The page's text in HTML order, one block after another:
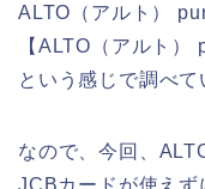
ALTO（アルト）
【ALTO（アルト
という感じで調べて
なので、今回、
JCBカードが使えず